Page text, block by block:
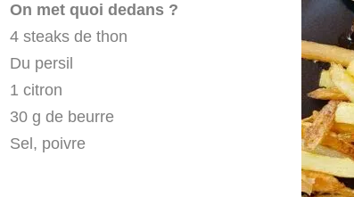
On met quoi dedans ?
4 steaks de thon
Du persil
1 citron
30 g de beurre
Sel, poivre